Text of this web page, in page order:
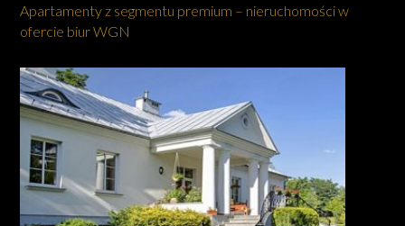
Apartamenty z segmentu premium – nieruchomości w
ofercie biur WGN